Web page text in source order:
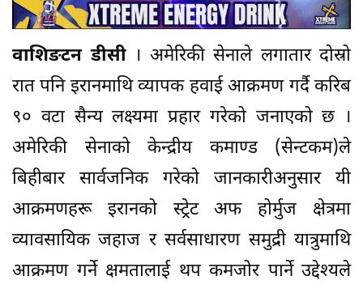
वाशिङटन डीसी । अमेरिकी सेनाले लगातार दोस्रो
रात पनि इरानमाथि व्यापक हवाई आक्रमण गर्दै करिब
९० वटा सैन्य लक्ष्यमा प्रहार गरेको जनाएको छ ।
अमेरिकी सेनाको केन्द्रीय कमाण्ड (सेन्टकम)ले
बिहीबार सार्वजनिक गरेको जानकारीअनुसार यी
आक्रमणहरू इरानको स्ट्रेट अफ होर्मुज क्षेत्रमा
व्यावसायिक जहाज र सर्वसाधारण समुद्री यात्रुमाथि
आक्रमण गर्ने क्षमतालाई थप कमजोर पार्ने उद्देश्यले